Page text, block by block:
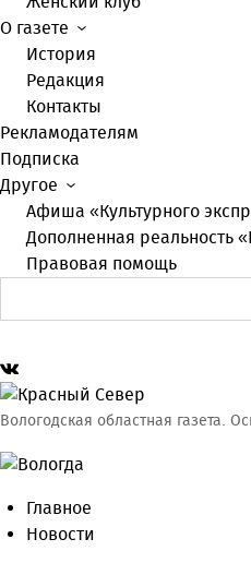
О газете
История
Редакция
Контакты
Рекламодателям
Подписка
Другое
Афиша «Культурного
Дополненная реальность
Правовая помощь
Вологодская областная газета.
Главное
Новости